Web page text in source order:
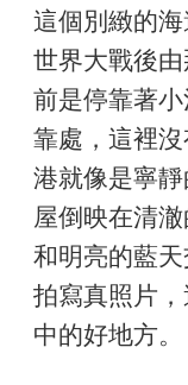
這個別緻的
世界大戰後
前是停靠著
靠處，這裡
港就像是寧
屋倒映在清
和明亮的藍
拍寫真照片
中的好地方。